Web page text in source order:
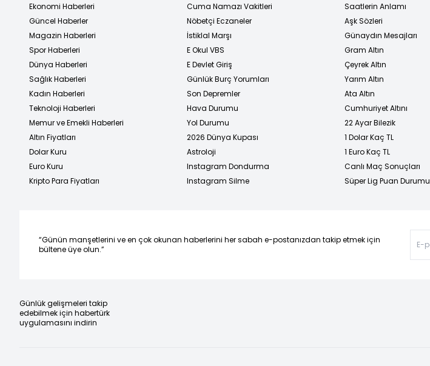
Ekonomi Haberleri
Güncel Haberler
Magazin Haberleri
Spor Haberleri
Dünya Haberleri
Sağlık Haberleri
Kadın Haberleri
Teknoloji Haberleri
Memur ve Emekli Haberleri
Altın Fiyatları
Dolar Kuru
Euro Kuru
Kripto Para Fiyatları
Cuma Namazı Vakitleri
Nöbetçi Eczaneler
İstiklal Marşı
E Okul VBS
E Devlet Giriş
Günlük Burç Yorumları
Son Depremler
Hava Durumu
Yol Durumu
2026 Dünya Kupası
Astroloji
Instagram Dondurma
Instagram Silme
Saatlerin Anlamı
Aşk Sözleri
Günaydın Mesajları
Gram Altın
Çeyrek Altın
Yarım Altın
Ata Altın
Cumhuriyet Altını
22 Ayar Bilezik
1 Dolar Kaç TL
1 Euro Kaç TL
Canlı Maç Sonuçları
Süper Lig Puan Durumu
“Günün manşetlerini ve en çok okunan haberlerini her sabah e-postanızdan takip etmek için
bültene üye olun.”
Günlük gelişmeleri takip
edebilmek için habertürk
uygulamasını indirin